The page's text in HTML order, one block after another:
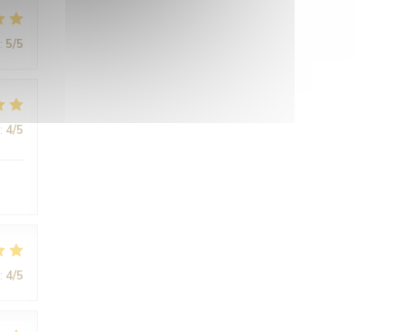
: 5/5
: 4/5
: 4/5